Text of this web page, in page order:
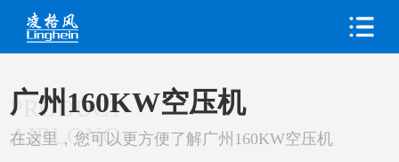
PRODUCT
AIRLONG
广州160KW空压机
在这里，您可以更方便了解广州160KW空压机